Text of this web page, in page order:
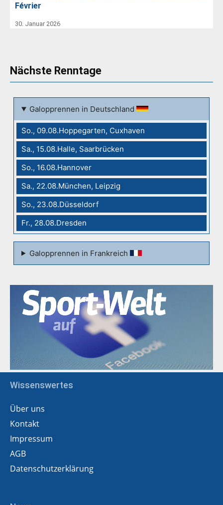
Février
30. Januar 2026
Nächste Renntage
Galopprennen in Deutschland
So., 09.08.Hoppegarten, Cuxhaven
Sa., 15.08.Halle, Saarbrücken
So., 16.08.Hannover
Sa., 22.08.München, Leipzig
So., 23.08.Düsseldorf
Fr., 28.08.Dresden
Galopprennen in Frankreich
Wissenswertes
Über uns
Kontakt
Impressum
AGB
Datenschutzerklärung